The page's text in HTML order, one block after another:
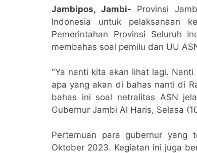
Jambipos, Jambi- Provinsi
Indonesia untuk pelaksanaan
Pemerintahan Provinsi Seluruh
membahas soal pemilu dan UU
"Ya nanti kita akan lihat lagi.
apa yang akan di bahas nanti di
bahas ini soal netralitas ASN
Gubernur Jambi Al Haris, Selasa
Pertemuan para gubernur yang
Oktober 2023. Kegiatan ini juga